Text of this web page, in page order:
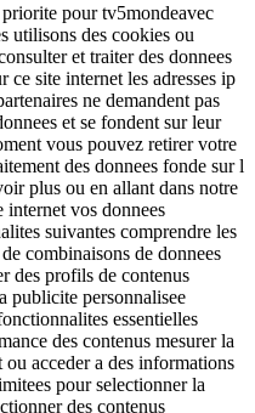
pour tv5mondeavec
utilisons des cookies ou
et traiter des donnees
ce site internet les adresses ip
ne demandent pas
et se fondent sur leur
vous pouvez retirer votre
des donnees fonde sur l
plus ou en allant dans notre
vos donnees
suivantes comprendre les
combinaisons de donnees
des profils de contenus
publicite personnalisee
essentielles
des contenus mesurer la
acceder a des informations
pour selectionner la
des contenus